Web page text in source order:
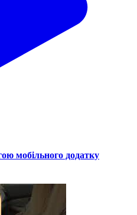
мобільного додатку